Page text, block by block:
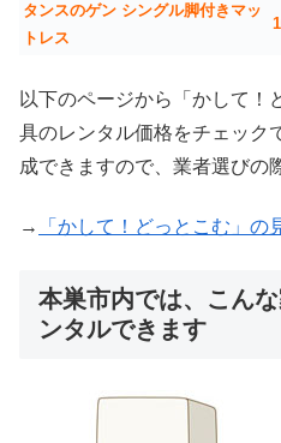
タンスのゲン シングル脚付きマッ
トレス
以下のページから「かして！
具のレンタル価格をチェック
成できますので、業者選びの
→ 「かして！どっとこむ」の
本巣市内では、こん
ンタルできます